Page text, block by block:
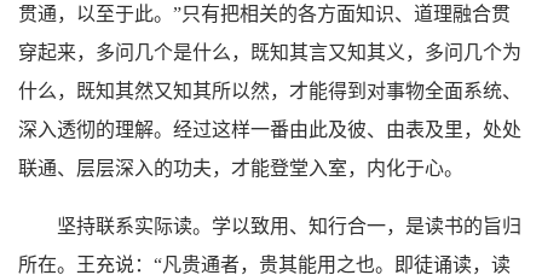
贯通，以至于此。”只有把相关的各方面知识、道理融合贯
穿起来，多问几个是什么，既知其言又知其义，多问几个为
什么，既知其然又知其所以然，才能得到对事物全面系统、
深入透彻的理解。经过这样一番由此及彼、由表及里，处处
联通、层层深入的功夫，才能登堂入室，内化于心。
坚持联系实际读。学以致用、知行合一，是读书的旨归
所在。王充说：“凡贵通者，贵其能用之也。即徒诵读，读